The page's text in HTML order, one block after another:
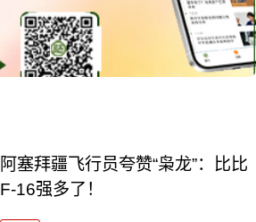
阿塞拜疆飞行员夸赞“枭龙”：比比
F-16强多了！